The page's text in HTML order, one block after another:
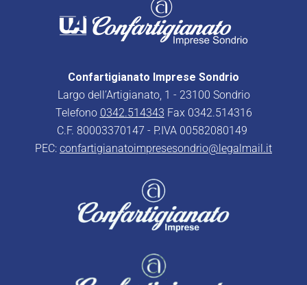
Confartigianato Imprese Sondrio
Largo dell’Artigianato, 1 - 23100 Sondrio
Telefono 0342.514343 Fax 0342.514316
C.F. 80003370147 - P.IVA 00582080149
PEC: confartigianatoimpresesondrio@legalmail.it